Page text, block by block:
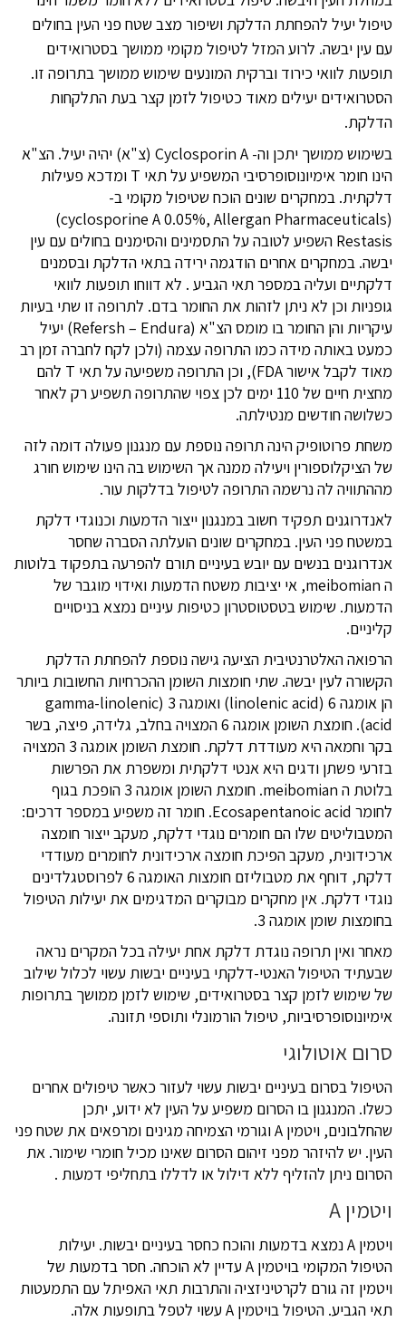
טיפול יעיל להפחתת הדלקת ושיפור מצב שטח פני העין בחולים
עם עין יבשה. לרוע המזל לטיפול מקומי ממושך בסטרואידים
תופעות לוואי כירוד וברקית המונעים שימוש ממושך בתרופה זו.
הסטרואידים יעילים מאוד כטיפול לזמן קצר בעת התלקחות
הדלקת.
בשימוש ממושך יתכן וה- Cyclosporin A (צ"א) יהיה יעיל. הצ"א
הינו חומר אימיונוסופרסיבי המשפיע על תאי T ומדכא פעילות
דלקתית. במחקרים שונים הוכח שטיפול מקומי ב-
(cyclosporine A 0.05%, Allergan Pharmaceuticals)
Restasis השפיע לטובה על התסמינים והסימנים בחולים עם עין
יבשה. במחקרים אחרים הודגמה ירידה בתאי הדלקת ובסמנים
דלקתיים ועליה במספר תאי הגביע . לא דווחו תופעות לוואי
גופניות וכן לא ניתן לזהות את החומר בדם. לתרופה זו שתי בעיות
עיקריות והן החומר בו מומס הצ"א (Refersh – Endura) יעיל
כמעט באותה מידה כמו התרופה עצמה (ולכן לקח לחברה זמן רב
מאוד לקבל אישור FDA), וכן התרופה משפיעה על תאי T להם
מחצית חיים של 110 ימים לכן צפוי שהתרופה תשפיע רק לאחר
כשלושה חודשים מנטילתה.
משחת פרוטופיק הינה תרופה נוספת עם מנגנון פעולה דומה לזה
של הציקלוספורין ויעילה ממנה אך השימוש בה הינו שימוש חורג
מההתוויה לה נרשמה התרופה לטיפול בדלקות עור.
לאנדרוגנים תפקיד חשוב במנגנון ייצור הדמעות וכנוגדי דלקת
במשטח פני העין. במחקרים שונים הועלתה הסברה שחסר
אנדרוגנים בנשים עם יובש בעיניים תורם להפרעה בתפקוד בלוטות
ה meibomian, אי יציבות משטח הדמעות ואידוי מוגבר של
הדמעות. שימוש בטסטוסטרון כטיפות עיניים נמצא בניסויים
קליניים.
הרפואה האלטרנטיבית הציעה גישה נוספת להפחתת הדלקת
הקשורה לעין יבשה. שתי חומצות השומן ההכרחיות החשובות ביותר
הן אומגה 6 (linolenic acid) ואומגה 3 (gamma-linolenic
acid). חומצת השומן אומגה 6 המצויה בחלב, גלידה, פיצה, בשר
בקר וחמאה היא מעודדת דלקת. חומצת השומן אומגה 3 המצויה
בזרעי פשתן ודגים היא אנטי דלקתית ומשפרת את הפרשות
בלוטת ה meibomian. חומצת השומן אומגה 3 הופכת בגוף
לחומר Ecosapentanoic acid. חומר זה משפיע במספר דרכים:
המטבוליטים שלו הם חומרים נוגדי דלקת, מעקב ייצור חומצה
ארכידונית, מעקב הפיכת חומצה ארכידונית לחומרים מעודדי
דלקת, דוחף את מטבוליזם חומצות האומגה 6 לפרוסטגלדינים
נוגדי דלקת. אין מחקרים מבוקרים המדגימים את יעילות הטיפול
בחומצות שומן אומגה 3.
מאחר ואין תרופה נוגדת דלקת אחת יעילה בכל המקרים נראה
שבעתיד הטיפול האנטי-דלקתי בעיניים יבשות עשוי לכלול שילוב
של שימוש לזמן קצר בסטרואידים, שימוש לזמן ממושך בתרופות
אימיונוסופרסיביות, טיפול הורמונלי ותוספי תזונה.
סרום אוטולוגי
הטיפול בסרום בעיניים יבשות עשוי לעזור כאשר טיפולים אחרים
כשלו. המנגנון בו הסרום משפיע על העין לא ידוע, יתכן
שהחלבונים, ויטמין A וגורמי הצמיחה מגינים ומרפאים את שטח פני
העין. יש להיזהר מפני זיהום הסרום שאינו מכיל חומרי שימור. את
הסרום ניתן להזליף ללא דילול או לדללו בתחליפי דמעות .
ויטמין A
ויטמין A נמצא בדמעות והוכח כחסר בעיניים יבשות. יעילות
הטיפול המקומי בויטמין A עדיין לא הוכחה. חסר בדמעות של
ויטמין זה גורם לקרטיניזציה והתרבות תאי האפיתל עם התמעטות
תאי הגביע. הטיפול בויטמין A עשוי לטפל בתופעות אלה.